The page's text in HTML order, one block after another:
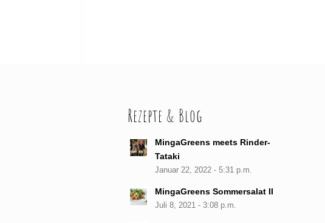
Rezepte & Blog
MingaGreens meets Rinder-
Tataki
Januar 22, 2022 - 5:31 p.m.
MingaGreens Sommersalat II
Juli 8, 2021 - 3:08 p.m.